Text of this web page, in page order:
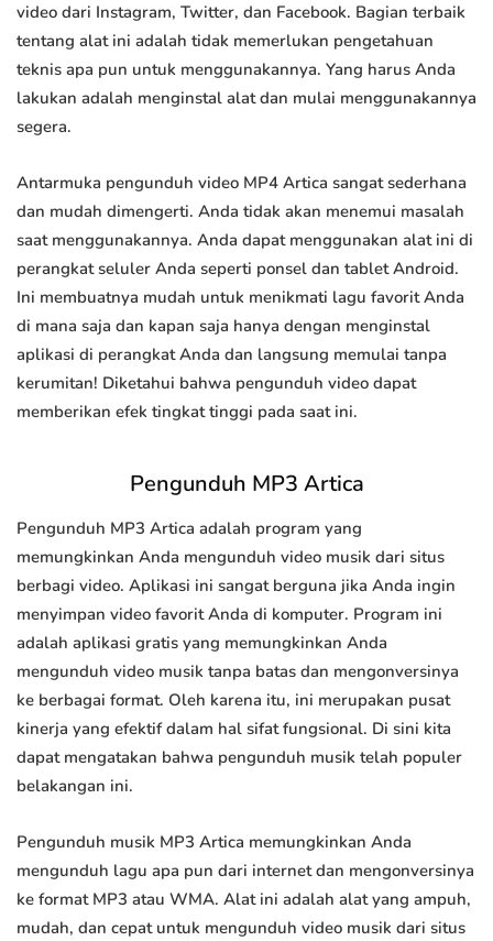
video dari Instagram, Twitter, dan Facebook. Bagian terbaik
tentang alat ini adalah tidak memerlukan pengetahuan
teknis apa pun untuk menggunakannya. Yang harus Anda
lakukan adalah menginstal alat dan mulai menggunakannya
segera.
Antarmuka pengunduh video MP4 Artica sangat sederhana
dan mudah dimengerti. Anda tidak akan menemui masalah
saat menggunakannya. Anda dapat menggunakan alat ini di
perangkat seluler Anda seperti ponsel dan tablet Android.
Ini membuatnya mudah untuk menikmati lagu favorit Anda
di mana saja dan kapan saja hanya dengan menginstal
aplikasi di perangkat Anda dan langsung memulai tanpa
kerumitan! Diketahui bahwa pengunduh video dapat
memberikan efek tingkat tinggi pada saat ini.
Pengunduh MP3 Artica
Pengunduh MP3 Artica adalah program yang
memungkinkan Anda mengunduh video musik dari situs
berbagi video. Aplikasi ini sangat berguna jika Anda ingin
menyimpan video favorit Anda di komputer. Program ini
adalah aplikasi gratis yang memungkinkan Anda
mengunduh video musik tanpa batas dan mengonversinya
ke berbagai format. Oleh karena itu, ini merupakan pusat
kinerja yang efektif dalam hal sifat fungsional. Di sini kita
dapat mengatakan bahwa pengunduh musik telah populer
belakangan ini.
Pengunduh musik MP3 Artica memungkinkan Anda
mengunduh lagu apa pun dari internet dan mengonversinya
ke format MP3 atau WMA. Alat ini adalah alat yang ampuh,
mudah, dan cepat untuk mengunduh video musik dari situs